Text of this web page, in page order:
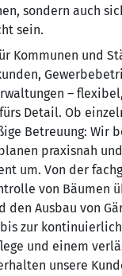
sondern auch
sein.
Kommunen und
–
Detail. Ob
Betreuung: Wir
praxisnah
um. Von der
von Bäumen
den Ausbau von
zur
und einem
unsere